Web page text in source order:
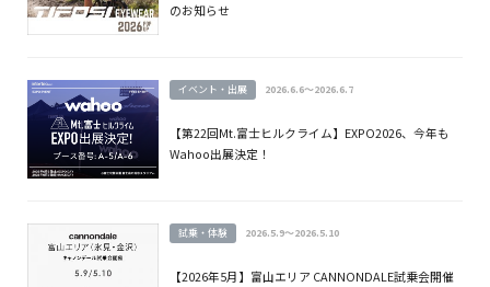
のお知らせ
イベント・出展 2026.6.6～2026.6.7
【第22回Mt.富士ヒルクライム】EXPO2026、今年も
Wahoo出展決定！
試乗・体験 2026.5.9～2026.5.10
【2026年5月】富山エリア CANNONDALE試乗会開催